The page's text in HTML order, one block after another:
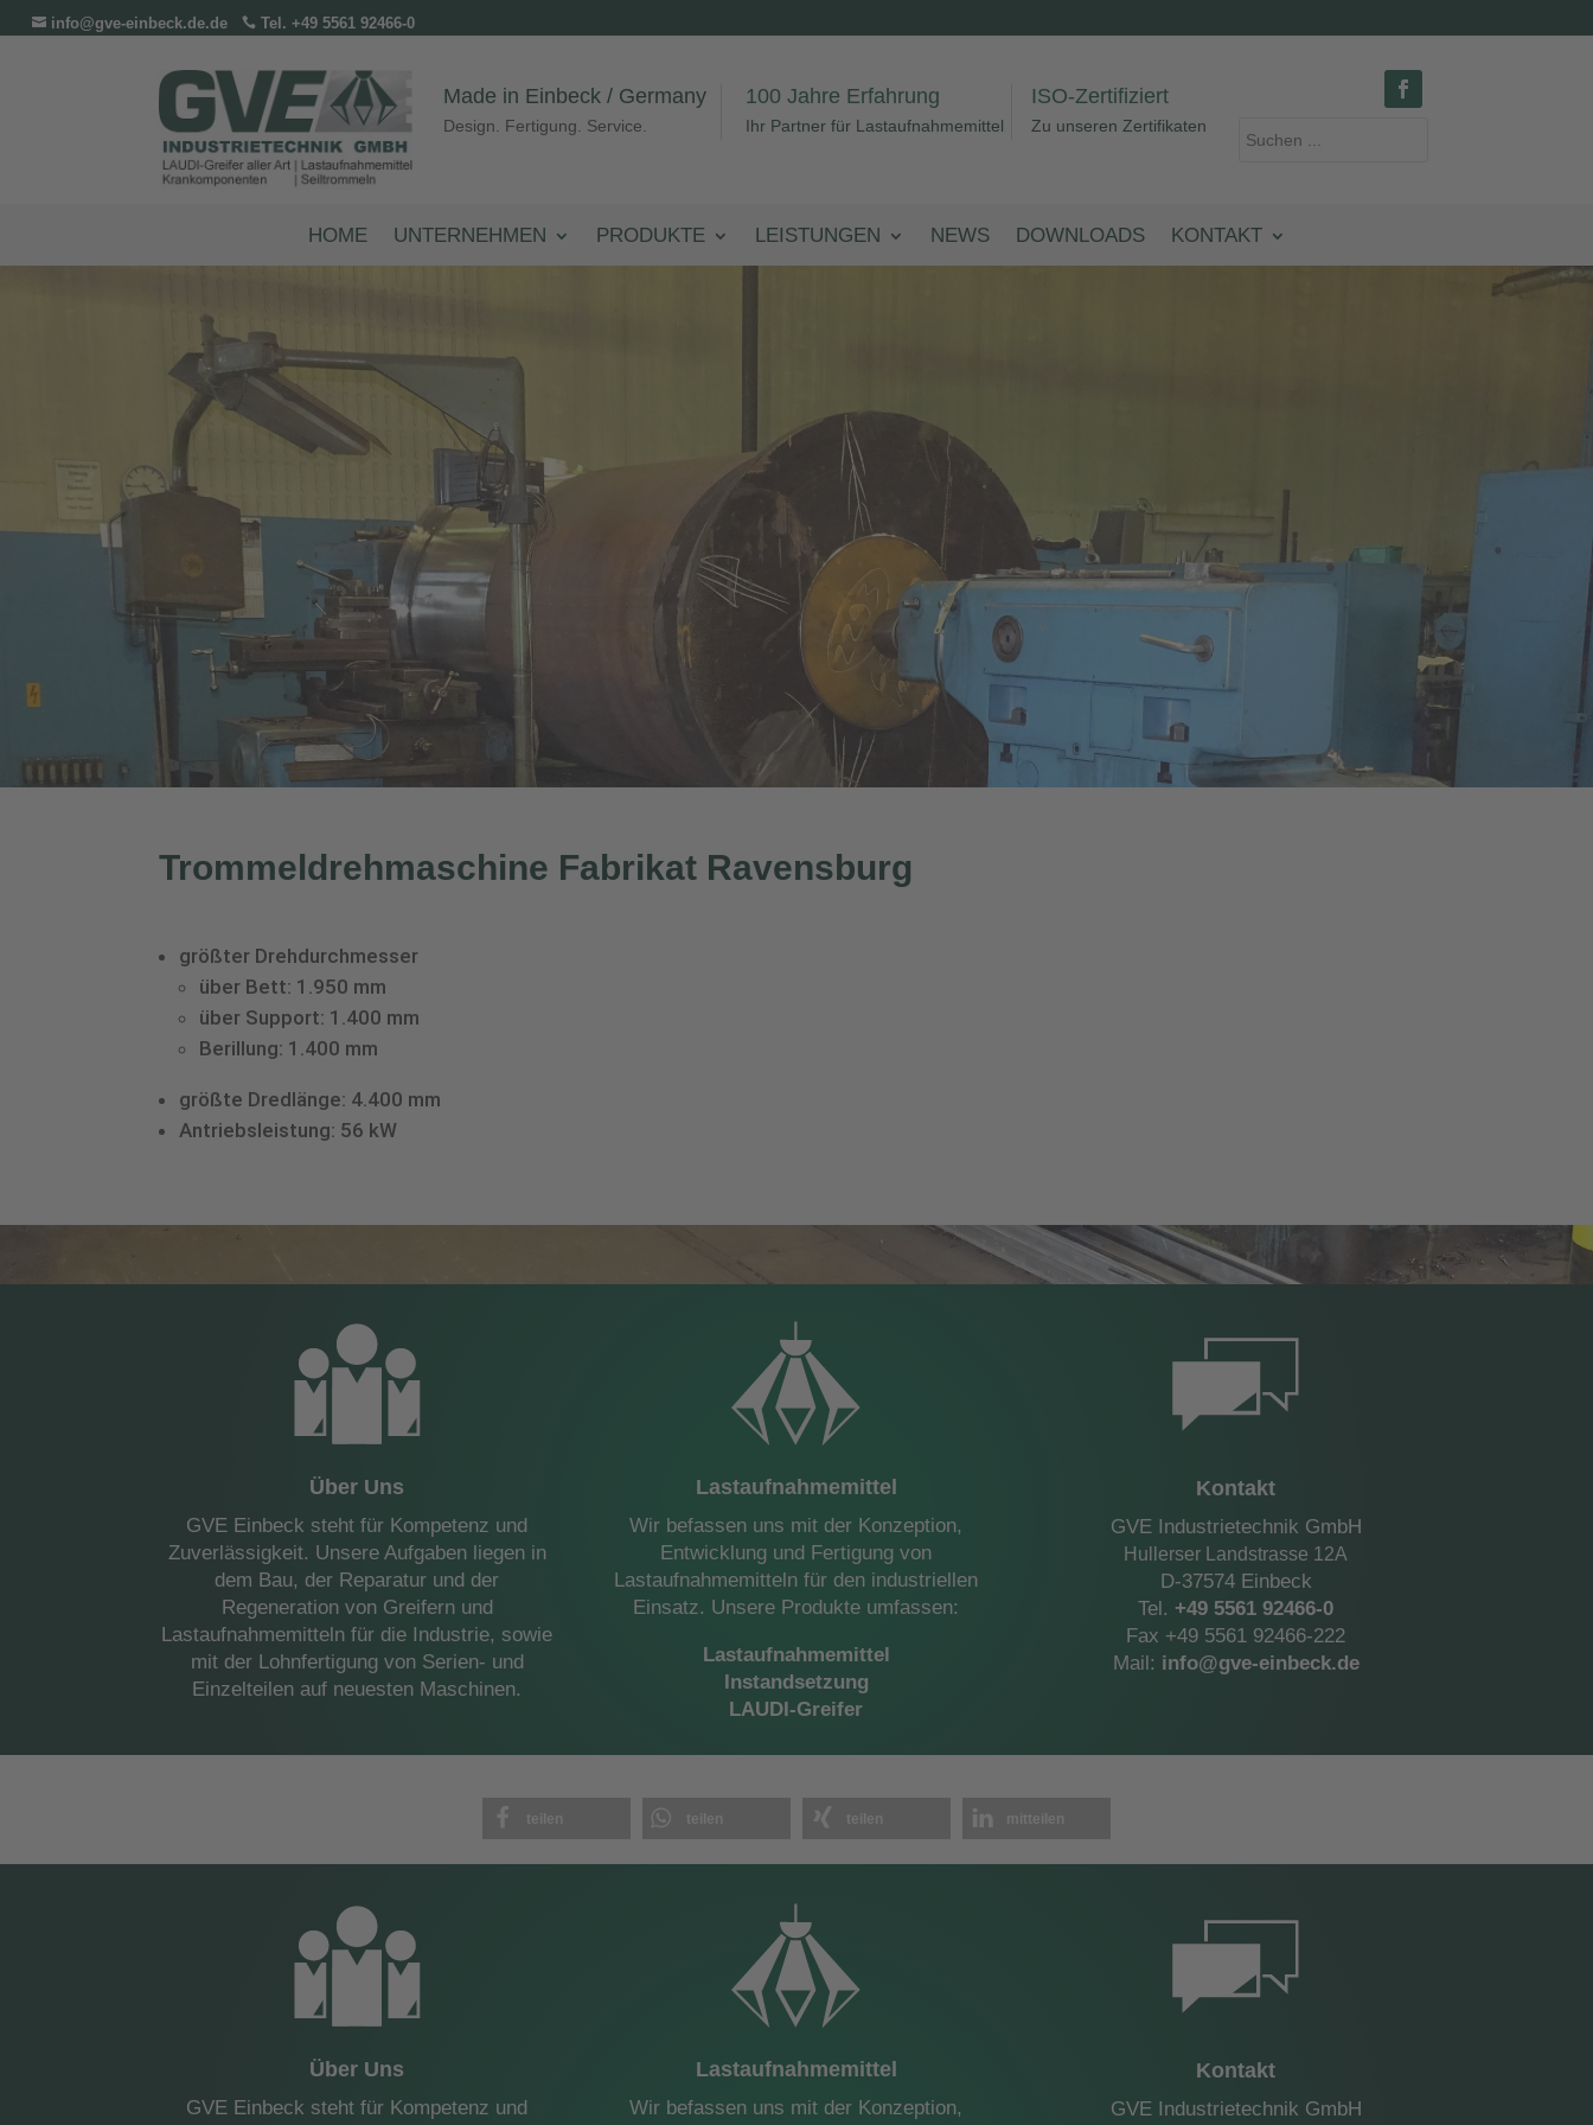
info@gve-einbeck.de.de  Tel. +49 5561 92466-0
Made in Einbeck / Germany
Design. Fertigung. Service.
100 Jahre Erfahrung
Ihr Partner für Lastaufnahmemittel
ISO-Zertifiziert
Zu unseren Zertifikaten
HOME UNTERNEHMEN PRODUKTE LEISTUNGEN NEWS DOWNLOADS KONTAKT
Trommeldrehmaschine Fabrikat Ravensburg
größter Drehdurchmesser
über Bett: 1.950 mm
über Support: 1.400 mm
Berillung: 1.400 mm
größte Dredlänge: 4.400 mm
Antriebsleistung: 56 kW
Über Uns
GVE Einbeck steht für Kompetenz und
Zuverlässigkeit. Unsere Aufgaben liegen in
dem Bau, der Reparatur und der
Regeneration von Greifern und
Lastaufnahmemitteln für die Industrie, sowie
mit der Lohnfertigung von Serien- und
Einzelteilen auf neuesten Maschinen.
Lastaufnahmemittel
Wir befassen uns mit der Konzeption,
Entwicklung und Fertigung von
Lastaufnahmemitteln für den industriellen
Einsatz. Unsere Produkte umfassen:
Lastaufnahmemittel
Instandsetzung
LAUDI-Greifer
Kontakt
GVE Industrietechnik GmbH
Hullerser Landstrasse 12A
D-37574 Einbeck
Tel. +49 5561 92466-0
Fax +49 5561 92466-222
Mail: info@gve-einbeck.de
teilen teilen teilen mitteilen
Über Uns
GVE Einbeck steht für Kompetenz und
Lastaufnahmemittel
Wir befassen uns mit der Konzeption,
Kontakt
GVE Industrietechnik GmbH